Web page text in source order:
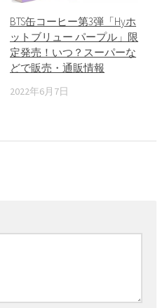
BTS缶コーヒー第3弾「Hyホ
ットブリュー パープル」限
定発売！いつ？スーパーな
どで販売・通販情報
2022年6月7日